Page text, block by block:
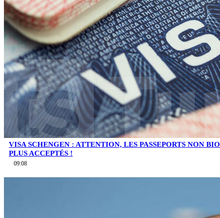
VISA SCHENGEN : ATTENTION, LES PASSEPORTS NON
PLUS ACCEPTÉS !
09:08